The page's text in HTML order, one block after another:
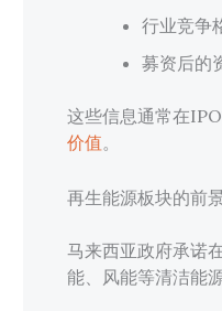
行业竞争
募资后的
这些信息通常在
价值。
再生能源板块的前
马来西亚政府承诺
能、风能等清洁能